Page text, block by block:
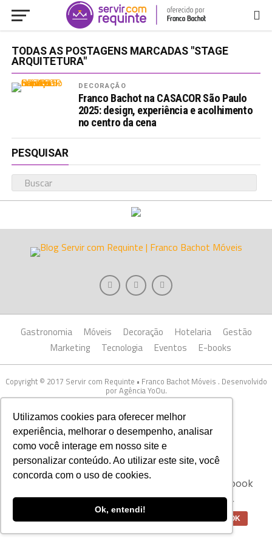
Utilizamos cookies para oferecer melhor
experiência, melhorar o desempenho, analisar
como você interage em nosso site e
personalizar conteúdo. Ao utilizar este site, você
concorda com o uso de cookies.
Ok, entendi!
TODAS AS POSTAGENS MARCADAS "STAGE
ARQUITETURA"
DECORAÇÃO
Franco Bachot na CASACOR São Paulo
2025: design, experiência e acolhimento
no centro da cena
PESQUISAR
Gastronomia Móveis Decoração Hotelaria
Gestão
Marketing
Tecnologia Eventos E-books
Copyright © 2017 Servir com Requinte • Franco Bachot Móveis . Desenvolvido
por Agência YoOu.
Aviso:Nós da Franco Bachot utilizamos de
cookies com ferramentas do Google e Facebook
experiência de nossos clientes para oferecer
melhores produtos e serviços. OK